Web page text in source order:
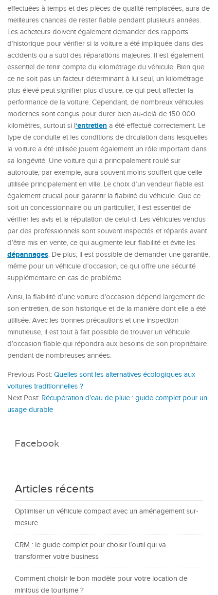
effectuées à temps et des pièces de qualité remplacées, aura de
meilleures chances de rester fiable pendant plusieurs années.
Les acheteurs doivent également demander des rapports
d’historique pour vérifier si la voiture a été impliquée dans des
accidents ou a subi des réparations majeures. Il est également
essentiel de tenir compte du kilométrage du véhicule. Bien que
ce ne soit pas un facteur déterminant à lui seul, un kilométrage
plus élevé peut signifier plus d’usure, ce qui peut affecter la
performance de la voiture. Cependant, de nombreux véhicules
modernes sont conçus pour durer bien au-delà de 150 000
kilomètres, surtout si l‘entretien a été effectué correctement. Le
type de conduite et les conditions de circulation dans lesquelles
la voiture a été utilisée jouent également un rôle important dans
sa longévité. Une voiture qui a principalement roulé sur
autoroute, par exemple, aura souvent moins souffert que celle
utilisée principalement en ville. Le choix d’un vendeur fiable est
également crucial pour garantir la fiabilité du véhicule. Que ce
soit un concessionnaire ou un particulier, il est essentiel de
vérifier les avis et la réputation de celui-ci. Les véhicules vendus
par des professionnels sont souvent inspectés et réparés avant
d’être mis en vente, ce qui augmente leur fiabilité et évite les
dépannages. De plus, il est possible de demander une garantie,
même pour un véhicule d’occasion, ce qui offre une sécurité
supplémentaire en cas de problème.
Ainsi, la fiabilité d’une voiture d’occasion dépend largement de
son entretien, de son historique et de la manière dont elle a été
utilisée. Avec les bonnes précautions et une inspection
minutieuse, il est tout à fait possible de trouver un véhicule
d’occasion fiable qui répondra aux besoins de son propriétaire
pendant de nombreuses années.
Previous Post: Quelles sont les alternatives écologiques aux
voitures traditionnelles ?
Next Post: Récupération d’eau de pluie : guide complet pour un
usage durable
Facebook
Articles récents
Optimiser un véhicule compact avec un aménagement sur-
mesure
CRM : le guide complet pour choisir l’outil qui va
transformer votre business
Comment choisir le bon modèle pour votre location de
minibus de tourisme ?